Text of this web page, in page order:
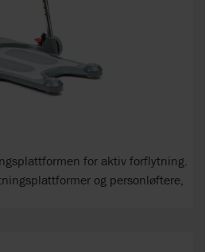
for aktiv forflytning.
og personløftere,